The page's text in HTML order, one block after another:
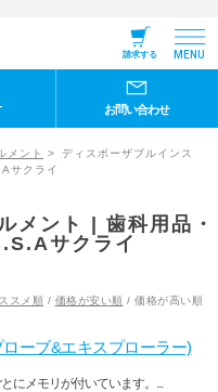
請求する MENU
お問い合わせ
メント
ディスポーザブルインス
サクライ
メント | 歯科用品・
サクライ
スメ順 / 価格が安い順 / 価格が高い順
ーブ&エキスプローラー)
にメモリが付いています。...